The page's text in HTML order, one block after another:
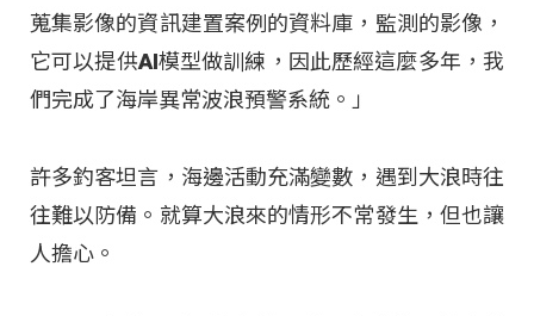
蒐集影像的資訊建置案例的資料庫，監測的影像，
它可以提供AI模型做訓練，因此歷經這麼多年，我
們完成了海岸異常波浪預警系統。」
許多釣客坦言，海邊活動充滿變數，遇到大浪時往
往難以防備。就算大浪來的情形不常發生，但也讓
人擔心。